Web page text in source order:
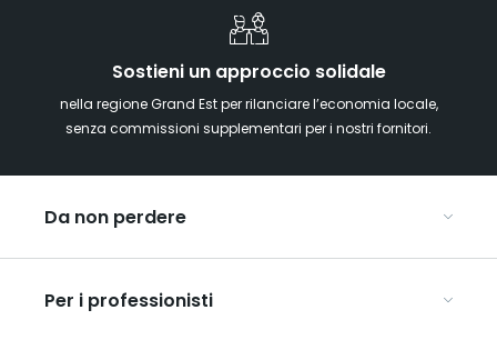
Sostieni un approccio solidale
nella regione Grand Est per rilanciare l’economia locale,
senza commissioni supplementari per i nostri fornitori.
Da non perdere
Alsazia
Per i professionisti